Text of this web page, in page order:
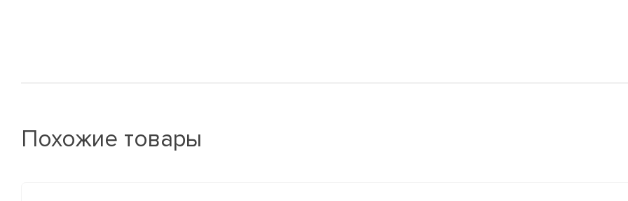
Похожие товары